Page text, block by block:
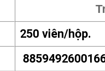
250 viên/hộp.